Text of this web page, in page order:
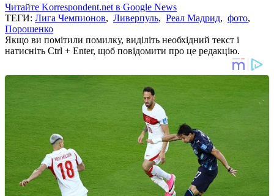
Читайте Korrespondent.net в Google News
ТЕГИ: Лига Чемпионов, Ливерпуль, Реал Мадрид, фото,
Порошенко
Якщо ви помітили помилку, виділіть необхідний текст і
натисніть Ctrl + Enter, щоб повідомити про це редакцію.